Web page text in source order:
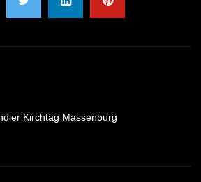
Kirchtag Massenburg